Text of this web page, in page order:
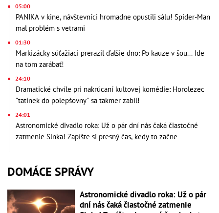
05:00
PANIKA v kine, návštevníci hromadne opustili sálu! Spider-Man
mal problém s vetrami
01:30
Markizácky súťažiaci prerazil ďalšie dno: Po kauze v šou... Ide
na tom zarábať!
24:10
Dramatické chvíle pri nakrúcaní kultovej komédie: Horolezec
"tatínek do polepšovny" sa takmer zabil!
24:01
Astronomické divadlo roka: Už o pár dní nás čaká čiastočné
zatmenie Slnka! Zapíšte si presný čas, kedy to začne
DOMÁCE SPRÁVY
Astronomické divadlo roka: Už o pár
dní nás čaká čiastočné zatmenie